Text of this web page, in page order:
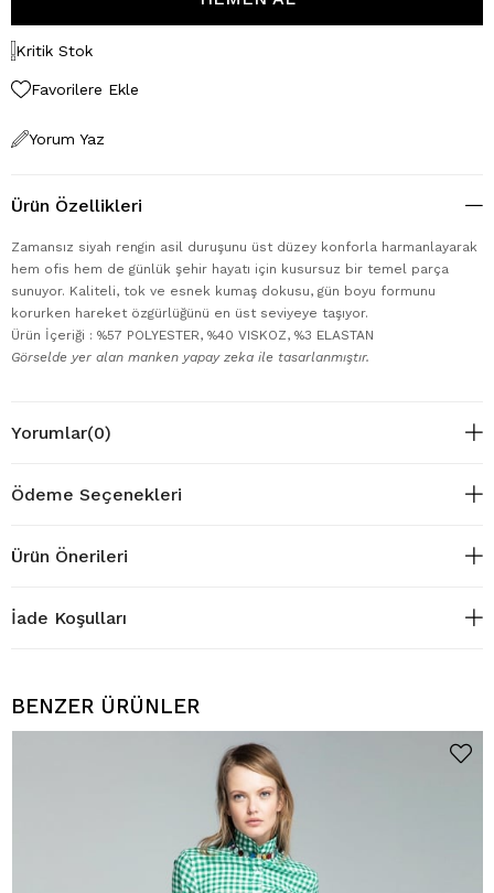
Kritik Stok
Favorilere Ekle
Yorum Yaz
Ürün Özellikleri
Zamansız siyah rengin asil duruşunu üst düzey konforla harmanlayarak
hem ofis hem de günlük şehir hayatı için kusursuz bir temel parça
sunuyor. Kaliteli, tok ve esnek kumaş dokusu, gün boyu formunu
korurken hareket özgürlüğünü en üst seviyeye taşıyor.
Ürün İçeriği : %57 POLYESTER, %40 VISKOZ, %3 ELASTAN
Görselde yer alan manken yapay zeka ile tasarlanmıştır.
Yorumlar(0)
Ödeme Seçenekleri
Ürün Önerileri
İade Koşulları
BENZER ÜRÜNLER